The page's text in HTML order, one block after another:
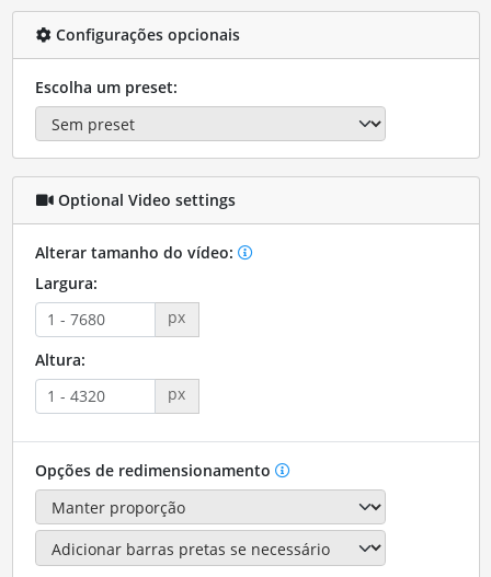
Configurações opcionais
Escolha um preset:
Optional Video settings
Alterar tamanho do vídeo:
Largura:
px
Altura:
px
Opções de redimensionamento